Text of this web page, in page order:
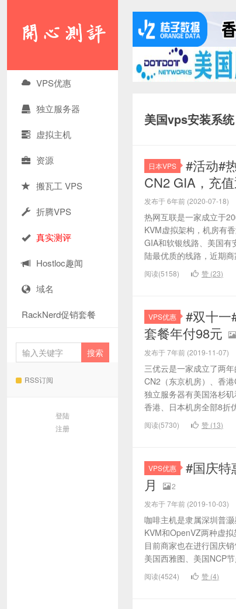
VPS优惠
独立服务器
虚拟主机
资源
搬瓦工 VPS
折腾VPS
真实测评
Hostloc趣闻
域名
RackNerd促销套餐
RSS订阅
登陆
注册
美国vps安装系统
日本VPS
#活动#
CN2 GIA，充
发布于 6年前 (2020-07-18)
热网互联是一家成立于
KVM虚拟架构，机房有
GIA和软银线路、美国有
陆最优质的线路，近期
阅读(5158) 赞 (23)
VPS优惠
#双十一
套餐年付98元
发布于 7年前 (2019-11-07)
三优云是一家成立了两
CN2（东京机房）、香
独立服务器有美国洛杉
香港、日本机房全部8折
阅读(5730) 赞 (13)
VPS优惠
#国庆特
月
2
发布于 7年前 (2019-10-03)
咖啡主机是隶属深圳普
KVM和OpenVZ两种虚
目前商家也在进行国庆
美国西雅图、美国NCP
阅读(4524) 赞 (4)